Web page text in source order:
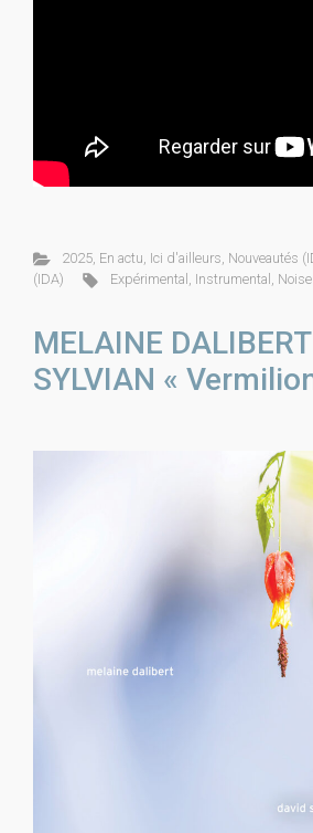
2025, En actu, Ici d'ailleurs, Nouveautés
(IDA)
Expérimental , Instrumental , Noise
MELAINE
SYLVIAN «